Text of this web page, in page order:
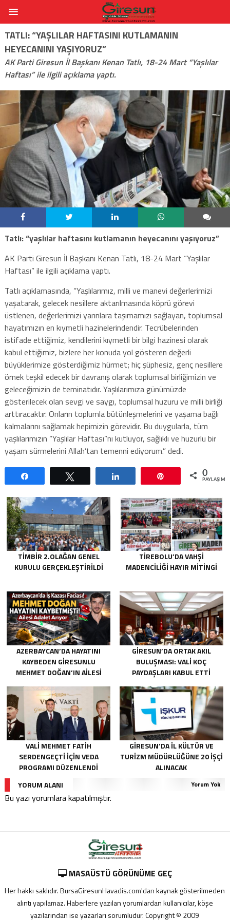
TATLI: “YAŞLILAR HAFTASINI KUTLAMANIN
HEYECANINI YAŞIYORUZ”
AK Parti Giresun İl Başkanı Kenan Tatlı, 18-24 Mart “Yaşlılar
Haftası” ile ilgili açıklama yaptı.
Tatlı: “yaşlılar haftasını kutlamanın heyecanını yaşıyoruz”
AK Parti Giresun İl Başkanı Kenan Tatlı, 18-24 Mart “Yaşlılar
Haftası” ile ilgili açıklama yaptı.
Tatlı açıklamasında, “Yaşlılarımız, milli ve manevi değerlerimizi
yaşatarak, gelecek nesillere aktarılmasında köprü görevi
üstlenen, değerlerimizi yarınlara taşımamızı sağlayan, toplumsal
hayatımızın en kıymetli hazinelerindendir. Tecrübelerinden
istifade ettiğimiz, kendilerini kıymetli bir bilgi hazinesi olarak
kabul ettiğimiz, bizlere her konuda yol gösteren değerli
büyüklerimize gösterdiğimiz hürmet; hiç şüphesiz, genç nesillere
örnek teşkil edecek bir davranış olarak toplumsal birliğimizin ve
geleceğimizin de teminatıdır. Yaşlılarımıza günümüzde
gösterilecek olan sevgi ve saygı, toplumsal huzuru ve milli birliği
arttıracaktır. Onların toplumla bütünleşmelerini ve yaşama bağlı
kalmalarını sağlamak hepimizin görevidir. Bu duygularla, tüm
yaşlılarımızın “Yaşlılar Haftası”nı kutluyor, sağlıklı ve huzurlu bir
yaşam sürmelerini Allah’tan temenni ediyorum.” dedi.
0
TİMBİR 2.OLAĞAN GENEL
KURULU GERÇEKLEŞTIRILDI
TIREBOLU’DA VAHŞI
MADENCILIĞI HAYIR MITINGI
AZERBAYCAN’DA HAYATINI
KAYBEDEN GIRESUNLU
MEHMET DOĞAN’IN AILESI
GIRESUN’DA ORTAK AKIL
BULUŞMASI: VALI KOÇ
PAYDAŞLARI KABUL ETTI
VALI MEHMET FATIH
SERDENGEÇTI İÇIN VEDA
PROGRAMI DÜZENLENDI
GIRESUN’DA İL KÜLTÜR VE
TURIZM MÜDÜRLÜĞÜNE 20 İŞÇI
ALINACAK
YORUM ALANI
Yorum Yok
Bu yazı yorumlara kapatılmıştır.
MASAÜSTÜ GÖRÜNÜME GEÇ
Her hakkı saklıdır. BursaGiresunHavadis.com'dan kaynak gösterilmeden
alıntı yapılamaz. Haberlere yazılan yorumlardan kullanıcılar, köşe
yazılarından ise yazarları sorumludur. Copyright © 2009